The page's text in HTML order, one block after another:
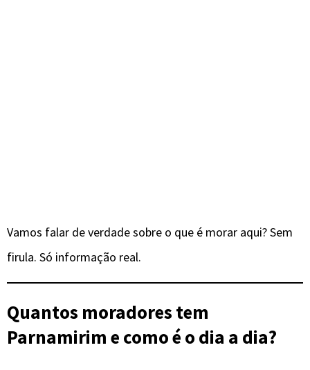
Vamos falar de verdade sobre o que é morar aqui? Sem
firula. Só informação real.
Quantos moradores tem
Parnamirim e como é o dia a dia?